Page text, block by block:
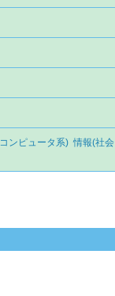
ンピュータ系) 情報(社会